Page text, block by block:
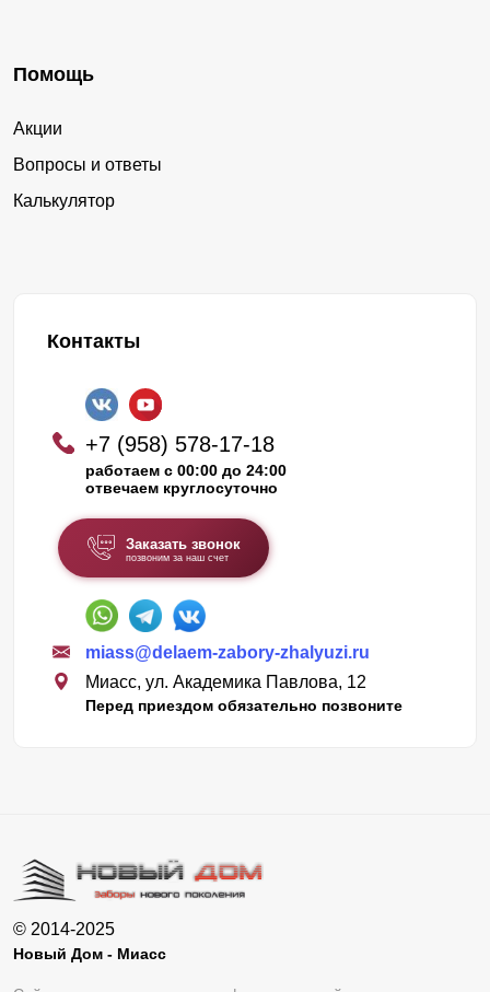
Помощь
Акции
Вопросы и ответы
Калькулятор
Контакты
+7 (958) 578-17-18
работаем с 00:00 до 24:00
отвечаем круглосуточно
Заказать звонок
позвоним за наш счет
miass@delaem-zabory-zhalyuzi.ru
Миасс, ул. Академика Павлова, 12
Перед приездом обязательно позвоните
© 2014-2025
Новый Дом - Миасс